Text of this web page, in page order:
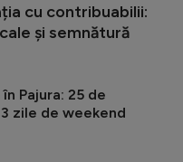
cu contribuabilii:
și semnătură
Pajura: 25 de
zile de weekend